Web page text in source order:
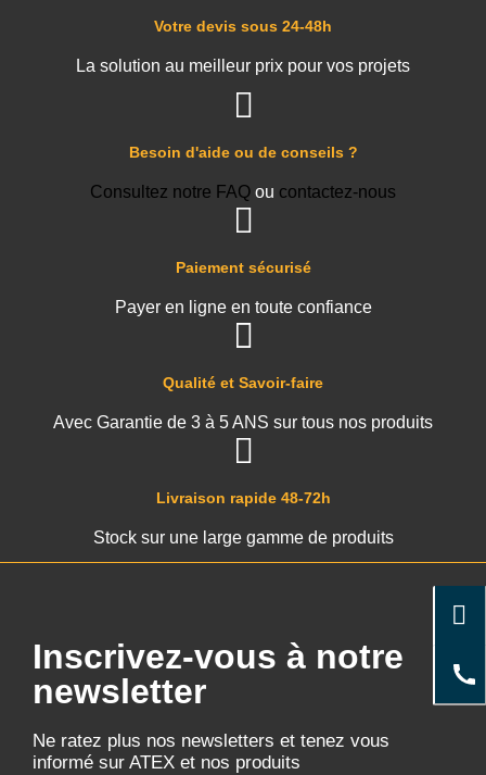
Livraison rapide 48-72h
Stock sur une large gamme de produits
Qualité et Savoir-faire
Avec Garantie de 3 à 5 ANS sur tous nos produits
Paiement sécurisé
Payer en ligne en toute confiance
Besoin d'aide ou de conseils ?
Consultez notre FAQ ou contactez-nous
Votre devis sous 24-48h
La solution au meilleur prix pour vos projets
Inscrivez-vous à notre
newsletter
Ne ratez plus nos newsletters et tenez vous
informé sur ATEX et nos produits